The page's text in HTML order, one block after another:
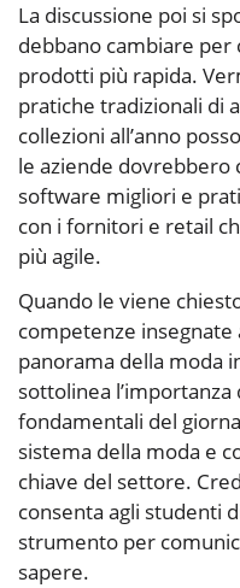
La discussione poi si
debbano cambiare per
prodotti più rapida.
pratiche tradizionali di
collezioni all’anno
le aziende dovrebbero
software migliori e
con i fornitori e retail
più agile.
Quando le viene
competenze
panorama della moda
sottolinea
fondamentali del
sistema della moda e
chiave del settore.
consenta agli studenti
strumento per
sapere.